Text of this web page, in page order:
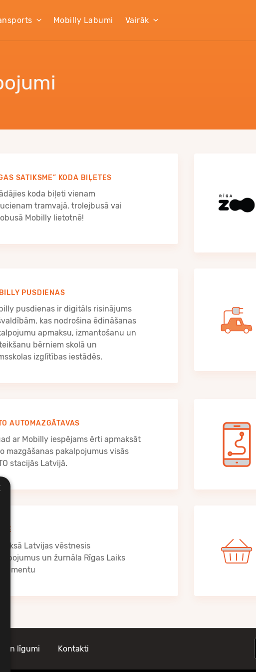
Mobilly Labumi Vairāk
SATIKSME” KODA BIĻETES
koda biļeti vienam
tramvajā, trolejbusā vai
Mobilly lietotnē!
PUSDIENAS
pusdienas ir digitāls risinājums
kas nodrošina ēdināšanas
apmaksu, izmantošanu un
bērniem skolā un
izglītības iestādēs.
AUTOMAZGĀTAVAS
ar Mobilly iespējams ērti apmaksāt
mazgāšanas pakalpojumus visās
stacijās Latvijā.
Latvijas vēstnesis
un žurnāla Rīgas Laiks
un līgumi Kontakti